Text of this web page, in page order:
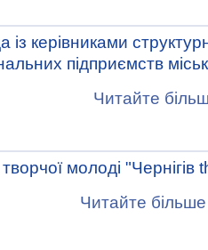
керівниками
підприємств
Читайте
молоді "Чернігів
Читайте більше